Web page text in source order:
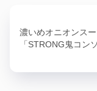
濃いめオニオンス
「STRONG鬼コン